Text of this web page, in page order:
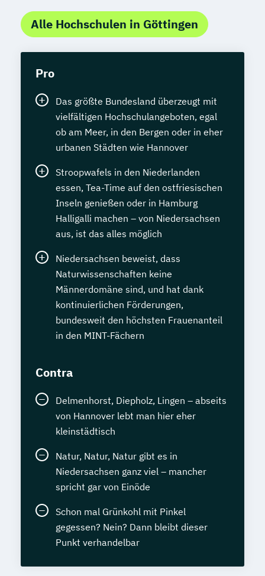
Alle Hochschulen in Göttingen
Pro
Das größte Bundesland überzeugt mit
vielfältigen Hochschulangeboten, egal
ob am Meer, in den Bergen oder in eher
urbanen Städten wie Hannover
Stroopwafels in den Niederlanden
essen, Tea-Time auf den ostfriesischen
Inseln genießen oder in Hamburg
Halligalli machen – von Niedersachsen
aus, ist das alles möglich
Niedersachsen beweist, dass
Naturwissenschaften keine
Männerdomäne sind, und hat dank
kontinuierlichen Förderungen,
bundesweit den höchsten Frauenanteil
in den MINT-Fächern
Contra
Delmenhorst, Diepholz, Lingen – abseits
von Hannover lebt man hier eher
kleinstädtisch
Natur, Natur, Natur gibt es in
Niedersachsen ganz viel – mancher
spricht gar von Einöde
Schon mal Grünkohl mit Pinkel
gegessen? Nein? Dann bleibt dieser
Punkt verhandelbar